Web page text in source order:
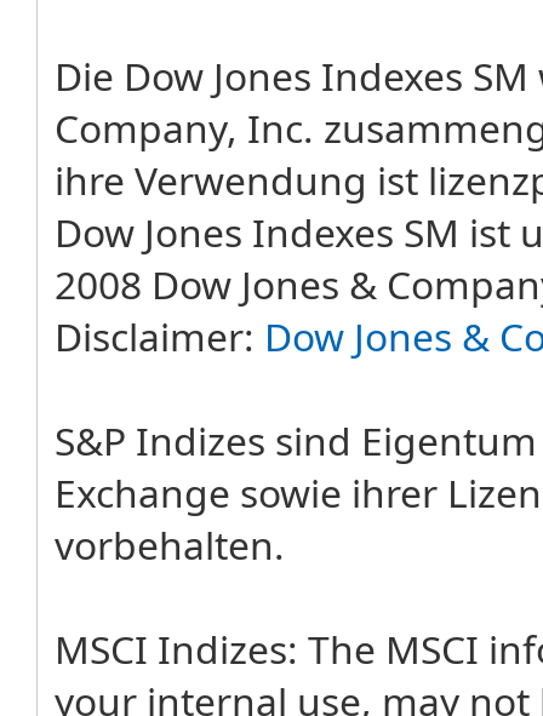
Die Dow Jones Indexes
Company, Inc.
ihre Verwendung ist
Dow Jones Indexes SM
2008 Dow Jones &
Disclaimer: Dow Jones &
S&P Indizes sind
Exchange sowie ihrer
vorbehalten.
MSCI Indizes: The MSCI
your internal use, may